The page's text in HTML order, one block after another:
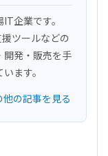
企業です。
ツールなどの
開発・販売を手
ます。
の記事を見る